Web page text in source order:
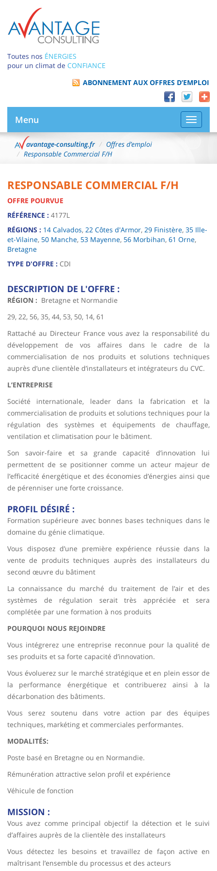
Toutes nos ÉNERGIES
pour un climat de CONFIANCE
ABONNEMENT AUX OFFRES D’EMPLOI
la
Menu
avantage-consulting.fr
Offres d’emploi
Responsable Commercial F/H
RESPONSABLE COMMERCIAL F/H
OFFRE POURVUE
RÉFÉRENCE : 4177L
RÉGIONS : 14 Calvados, 22 Côtes d'Armor, 29 Finistère, 35 Ille-
et-Vilaine, 50 Manche, 53 Mayenne, 56 Morbihan, 61 Orne,
Bretagne
TYPE D'OFFRE : CDI
DESCRIPTION DE L'OFFRE :
RÉGION : Bretagne et Normandie
29, 22, 56, 35, 44, 53, 50, 14, 61
Rattaché au Directeur France vous avez la responsabilité du
développement de vos affaires dans le cadre de la
commercialisation de nos produits et solutions techniques
auprès d’une clientèle d’installateurs et intégrateurs du CVC.
L’ENTREPRISE
Société internationale, leader dans la fabrication et la
commercialisation de produits et solutions techniques pour la
régulation des systèmes et équipements de chauffage,
ventilation et climatisation pour le bâtiment.
Son savoir-faire et sa grande capacité d’innovation lui
permettent de se positionner comme un acteur majeur de
l’efficacité énergétique et des économies d’énergies ainsi que
de pérenniser une forte croissance.
PROFIL DÉSIRÉ :
Formation supérieure avec bonnes bases techniques dans le
domaine du génie climatique.
Vous disposez d’une première expérience réussie dans la
vente de produits techniques auprès des installateurs du
second œuvre du bâtiment
La connaissance du marché du traitement de l’air et des
systèmes de régulation serait très appréciée et sera
complétée par une formation à nos produits
POURQUOI NOUS REJOINDRE
Vous intégrerez une entreprise reconnue pour la qualité de
ses produits et sa forte capacité d’innovation.
Vous évoluerez sur le marché stratégique et en plein essor de
la performance énergétique et contribuerez ainsi à la
décarbonation des bâtiments.
Vous serez soutenu dans votre action par des équipes
techniques, markéting et commerciales performantes.
MODALITÉS:
Poste basé en Bretagne ou en Normandie.
Rémunération attractive selon profil et expérience
Véhicule de fonction
MISSION :
Vous avez comme principal objectif la détection et le suivi
d’affaires auprès de la clientèle des installateurs
Vous détectez les besoins et travaillez de façon active en
maîtrisant l’ensemble du processus et des acteurs